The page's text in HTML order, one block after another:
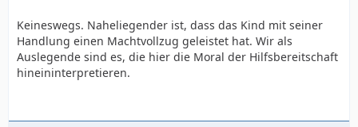
Keineswegs. Naheliegender ist, dass das Kind mit seiner
Handlung einen Machtvollzug geleistet hat. Wir als
Auslegende sind es, die hier die Moral der Hilfsbereitschaft
hineininterpretieren.